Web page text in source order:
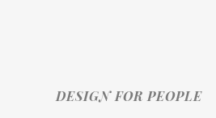
DESIGN FOR PEOPLE